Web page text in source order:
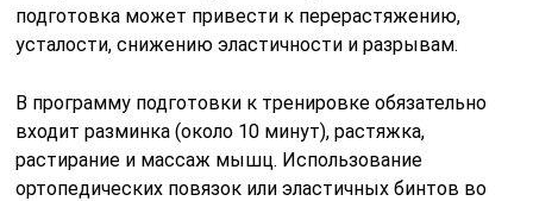
подготовка может привести к перерастяжению,
усталости, снижению эластичности и разрывам.
В программу подготовки к тренировке обязательно
входит разминка (около 10 минут), растяжка,
растирание и массаж мышц. Использование
ортопедических повязок или эластичных бинтов во